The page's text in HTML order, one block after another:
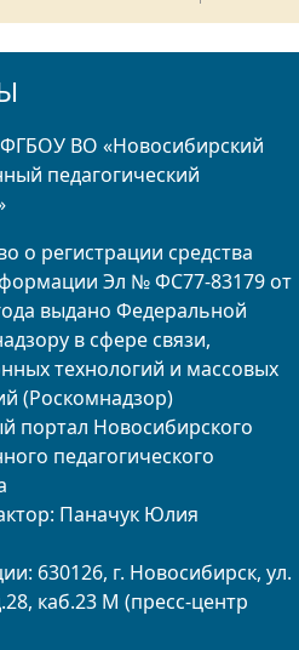
ВО «Новосибирский
педагогический
о регистрации средства
Эл № ФС77-83179 от
выдано Федеральной
в сфере связи,
технологий и массовых
(Роскомнадзор)
портал Новосибирского
педагогического
Паначук Юлия
630126, г. Новосибирск, ул.
каб.23 М (пресс-центр